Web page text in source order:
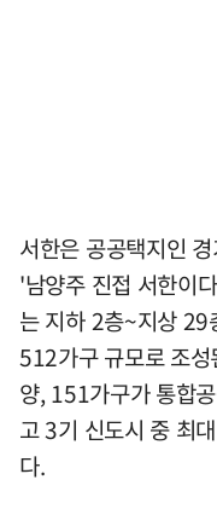
서한은 공공택지인
'남양주 진접 서한이
는 지하 2층~지상
512가구 규모로 조
양, 151가구가 통합
고 3기 신도시 중 최
다.